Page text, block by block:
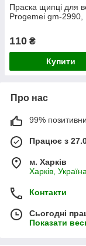
Праска щипці для
Progemei gm-2990,
110 ₴
Купити
Про нас
99%
Працює з
м. Харків
Харків, Україна
Контакти
Сьогодні
Показати